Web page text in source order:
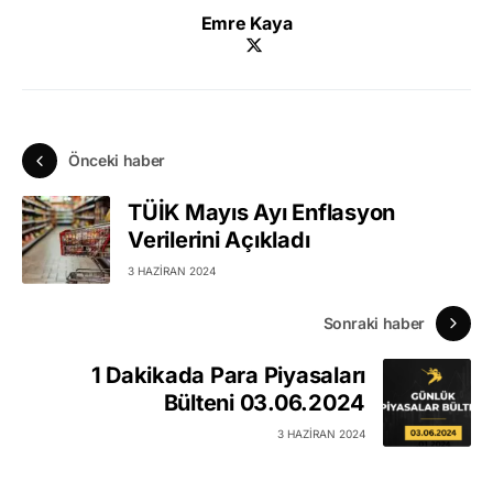
Emre Kaya
Önceki haber
TÜİK Mayıs Ayı Enflasyon
Verilerini Açıkladı
3 HAZIRAN 2024
Sonraki haber
1 Dakikada Para Piyasaları
Bülteni 03.06.2024
3 HAZIRAN 2024